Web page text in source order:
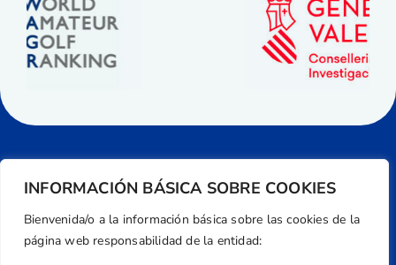
INFORMACIÓN BÁSICA SOBRE COOKIES
Bienvenida/o a la información básica sobre las cookies de la
página web responsabilidad de la entidad: